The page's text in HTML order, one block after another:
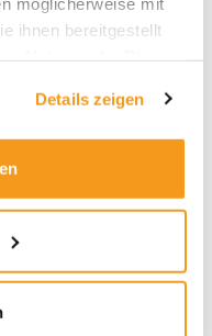
ihnen bereitgestellt
Details zeigen